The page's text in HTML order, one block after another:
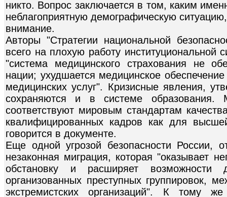
никто. Вопрос заключается в том, каким
неблагоприятную демографическую
внимание.
Авторы "Стратегии национальной
всего на плохую работу
"система медицинского страхования не
нации; ухудшается медицинское
медицинских услуг". Кризисные явления,
сохраняются и в системе
соответствуют мировым стандартам
квалифицированных кадров как для
говорится в документе.
Еще одной угрозой безопасности России,
незаконная миграция, которая "оказывает
обстановку и расширяет возможности
организованных преступных группировок,
экстремистских организаций". К тому